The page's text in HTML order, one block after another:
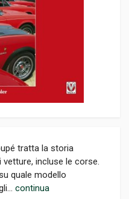
tratta la storia
incluse le corse.
quale modello
continua